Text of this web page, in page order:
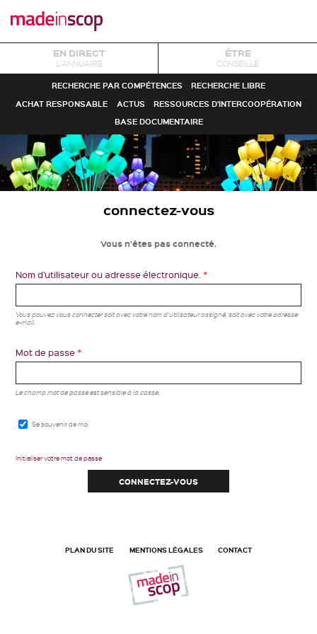
EN DIRECT
L'ANNUAIRE
ÊTRE
CONSEILLÉ
RECHERCHE PAR COMPÉTENCES
RECHERCHE LIBRE
ACHAT RESPONSABLE
ACTUS
RESSOURCES D'INTERCOOPÉRATION
BASE DOCUMENTAIRE
connectez-vous
Vous n'êtes pas connecté.
Nom d'utilisateur ou adresse électronique.*
Vous pouvez vous connecter soit avec votre nom d'utilisateur assigné, soit avec votre adresse
e-mail.
Mot de passe*
Le champ mot de passe est sensible à la casse.
Se souvenir de moi
Initialiser votre mot de passe
PLAN DU SITE MENTIONS LÉGALES CONTACT